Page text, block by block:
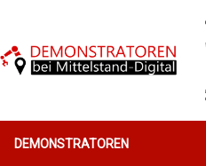
Hauptnavigation
DEMONSTRATOREN